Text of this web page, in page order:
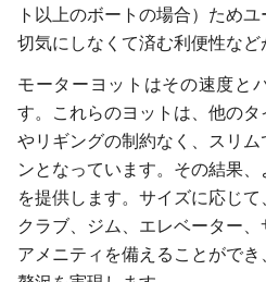
ト以上のボートの場合）ため
切気にしなくて済む利便性など
モーターヨットはその速度と
す。これらのヨットは、他の
やリギングの制約なく、スリ
ンとなっています。その結果
を提供します。サイズに応じ
クラブ、ジム、エレベーター
アメニティを備えることがで